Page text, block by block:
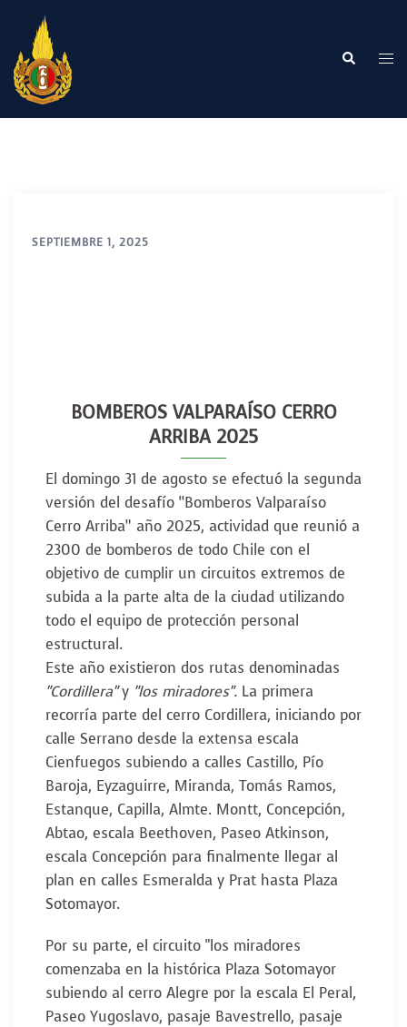
contenido
Buscar
SEPTIEMBRE 1, 2025
BOMBEROS VALPARAÍSO CERRO
ARRIBA 2025
El domingo 31 de agosto se efectuó la segunda
versión del desafío “Bomberos Valparaíso
Cerro Arriba” año 2025, actividad que reunió a
2300 de bomberos de todo Chile con el
objetivo de cumplir un circuitos extremos de
subida a la parte alta de la ciudad utilizando
todo el equipo de protección personal
estructural.
Este año existieron dos rutas denominadas
"Cordillera"y "los miradores". La primera
recorría parte del cerro Cordillera, iniciando por
calle Serrano desde la extensa escala
Cienfuegos subiendo a calles Castillo, Pío
Baroja, Eyzaguirre, Miranda, Tomás Ramos,
Estanque, Capilla, Almte. Montt, Concepción,
Abtao, escala Beethoven, Paseo Atkinson,
escala Concepción para finalmente llegar al
plan en calles Esmeralda y Prat hasta Plaza
Sotomayor.
Por su parte, el circuito "los miradores
comenzaba en la histórica Plaza Sotomayor
subiendo al cerro Alegre por la escala El Peral,
Paseo Yugoslavo, pasaje Bavestrello, pasaje